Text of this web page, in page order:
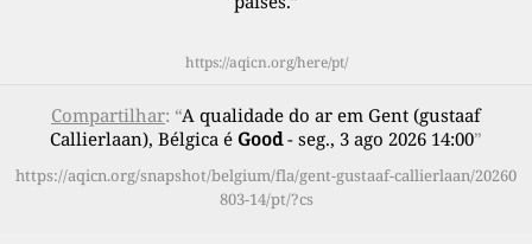
https://aqicn.org/here/pt/
Compartilhar: “A qualidade do ar em Gent (gustaaf
Callierlaan), Bélgica é Good- seg., 3 ago 2026 14:00”
https://aqicn.org/snapshot/belgium/fla/gent-gustaaf-callierlaan/20260
803-14/pt/?cs